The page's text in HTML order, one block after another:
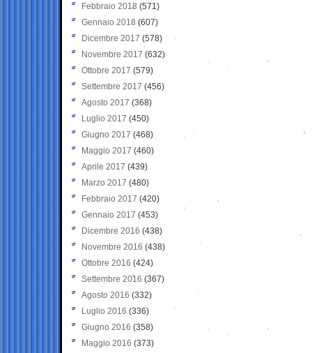
Febbraio 2018 (571)
Gennaio 2018 (607)
Dicembre 2017 (578)
Novembre 2017 (632)
Ottobre 2017 (579)
Settembre 2017 (456)
Agosto 2017 (368)
Luglio 2017 (450)
Giugno 2017 (468)
Maggio 2017 (460)
Aprile 2017 (439)
Marzo 2017 (480)
Febbraio 2017 (420)
Gennaio 2017 (453)
Dicembre 2016 (438)
Novembre 2016 (438)
Ottobre 2016 (424)
Settembre 2016 (367)
Agosto 2016 (332)
Luglio 2016 (336)
Giugno 2016 (358)
Maggio 2016 (373)